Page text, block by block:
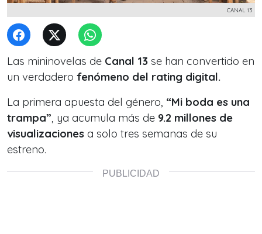
CANAL 13
Las mininovelas de Canal 13 se han convertido en
un verdadero fenómeno del rating digital.
La primera apuesta del género, “Mi boda es una
trampa”, ya acumula más de 9.2 millones de
visualizaciones a solo tres semanas de su
estreno.